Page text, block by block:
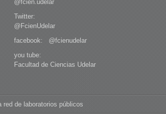
@fcien.udelar
Twitter:
@FcienUdelar
facebook: @fcienudelar
you tube:
Facultad de Ciencias Udelar
de laboratorios públicos